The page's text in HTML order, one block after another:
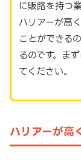
に販路を持つ
ハリアーが高
ことができる
るのです。ま
てください。
ハリアーが高